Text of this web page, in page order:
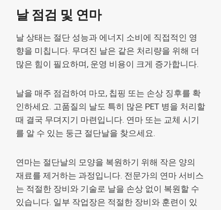
날 점검 및 연마
날 상태는 절단 성능과 에너지 소비에 직접적인 영
향을 미칩니다. 무뎌진 날은 같은 처리량을 위해 더
많은 힘이 필요하며, 운영 비용이 크게 증가합니다.
날을 매주 점검하여 마모, 칩핑 또는 손상 징후를 확
인하세요. 고품질의 날도 특히 많은 PET 병을 처리할
때 결국 무뎌지기 마련입니다. 연마 또는 교체 시기
를 알 수 있는 둥근 절단날을 찾으세요.
연마는 절단날의 모양을 복원하기 위해 작은 양의
재료를 제거하는 과정입니다. 전문가의 연마 서비스
는 적절한 장비와 기술로 날을 손상 없이 복원할 수
있습니다. 일부 작업장은 적절한 장비와 훈련이 있